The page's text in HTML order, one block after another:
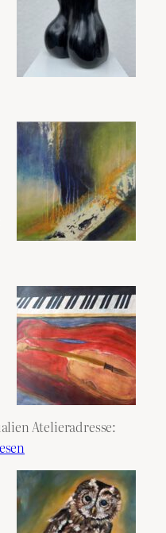
Engelskirchen
oAO
2025
Atelieradresse: